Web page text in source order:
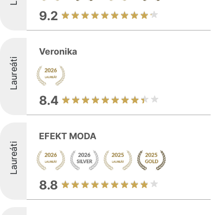
9.2
Laureáti
Veronika
8.4
Laureáti
EFEKT MODA
8.8